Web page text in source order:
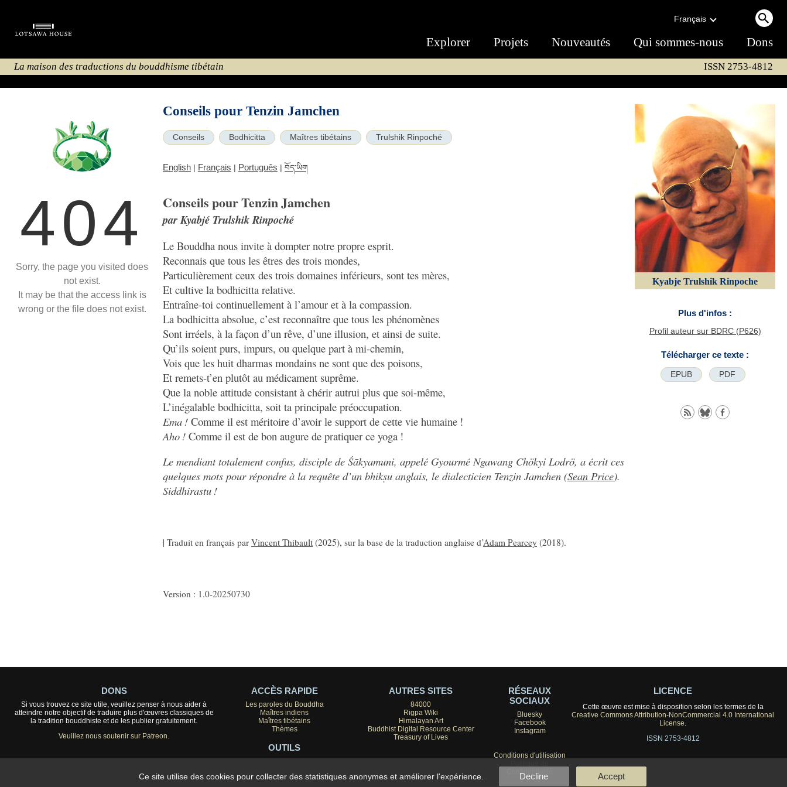
Français
Explorer Projets Nouveautés Qui sommes-nous Dons
La maison des traductions du bouddhisme tibétain ISSN 2753-4812
404
Sorry, the page you visited does
not exist.
It may be that the access link is
wrong or the file does not exist.
Conseils pour Tenzin Jamchen
Conseils Bodhicitta Maîtres tibétains Trulshik Rinpoché
English | Français | Português | བོད་ཡིག
Conseils pour Tenzin Jamchen
par Kyabjé Trulshik Rinpoché
Le Bouddha nous invite à dompter notre propre esprit.
Reconnais que tous les êtres des trois mondes,
Particulièrement ceux des trois domaines inférieurs, sont tes mères,
Et cultive la bodhicitta relative.
Entraîne-toi continuellement à l’amour et à la compassion.
La bodhicitta absolue, c’est reconnaître que tous les phénomènes
Sont irréels, à la façon d’un rêve, d’une illusion, et ainsi de suite.
Qu’ils soient purs, impurs, ou quelque part à mi-chemin,
Vois que les huit dharmas mondains ne sont que des poisons,
Et remets-t’en plutôt au médicament suprême.
Que la noble attitude consistant à chérir autrui plus que soi-même,
L’inégalable bodhicitta, soit ta principale préoccupation.
Ema ! Comme il est méritoire d’avoir le support de cette vie humaine !
Aho ! Comme il est de bon augure de pratiquer ce yoga !
Le mendiant totalement confus, disciple de Śākyamuni, appelé Gyourmé Ngawang Chökyi Lodrö, a écrit ces
quelques mots pour répondre à la requête d’un bhikṣu anglais, le dialecticien Tenzin Jamchen (Sean Price).
Siddhirastu !
| Traduit en français par Vincent Thibault (2025), sur la base de la traduction anglaise d’Adam Pearcey (2018).
Version : 1.0-20250730
Kyabje Trulshik Rinpoche
Plus d'infos :
Profil auteur sur BDRC (P626)
Télécharger ce texte :
EPUB PDF
DONS
Si vous trouvez ce site utile, veuillez penser à nous aider à
atteindre notre objectif de traduire plus d'œuvres classiques de
la tradition bouddhiste et de les publier gratuitement.
Veuillez nous soutenir sur Patreon.
ACCÈS RAPIDE
Les paroles du Bouddha
Maîtres indiens
Maîtres tibétains
Thèmes
OUTILS
AUTRES SITES
84000
Rigpa Wiki
Himalayan Art
Buddhist Digital Resource Center
Treasury of Lives
RÉSEAUX
SOCIAUX
Bluesky
Facebook
Instagram
Conditions d'utilisation
Confidentialité
LICENCE
Cette œuvre est mise à disposition selon les termes de la
Creative Commons Attribution-NonCommercial 4.0 International
License
ISSN 2753-4812
Ce site utilise des cookies pour collecter des statistiques anonymes et améliorer l'expérience. Decline Accept